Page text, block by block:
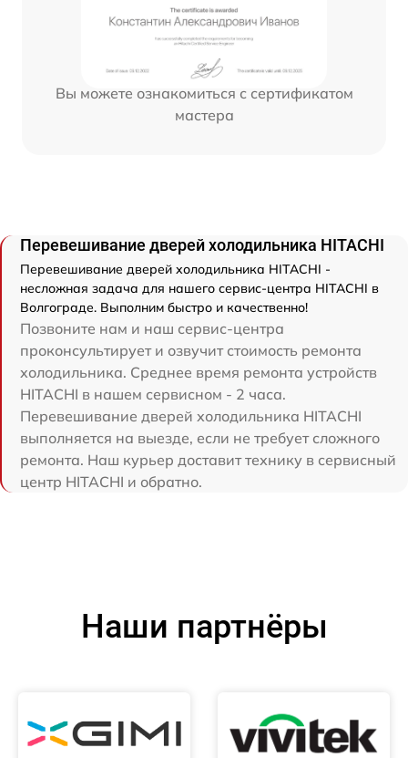
Вы можете ознакомиться с сертификатом
мастера
Перевешивание дверей холодильника HITACHI
Перевешивание дверей холодильника HITACHI -
несложная задача для нашего сервис-центра HITACHI в
Волгограде. Выполним быстро и качественно!
Позвоните нам и наш сервис-центра
проконсультирует и озвучит стоимость ремонта
холодильника. Среднее время ремонта устройств
HITACHI в нашем сервисном - 2 часа.
Перевешивание дверей холодильника HITACHI
выполняется на выезде, если не требует сложного
ремонта. Наш курьер доставит технику в сервисный
центр HITACHI и обратно.
Наши партнёры